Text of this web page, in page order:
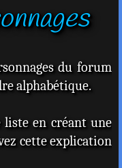
du forum
alphabétique.
liste en créant une
cette explication